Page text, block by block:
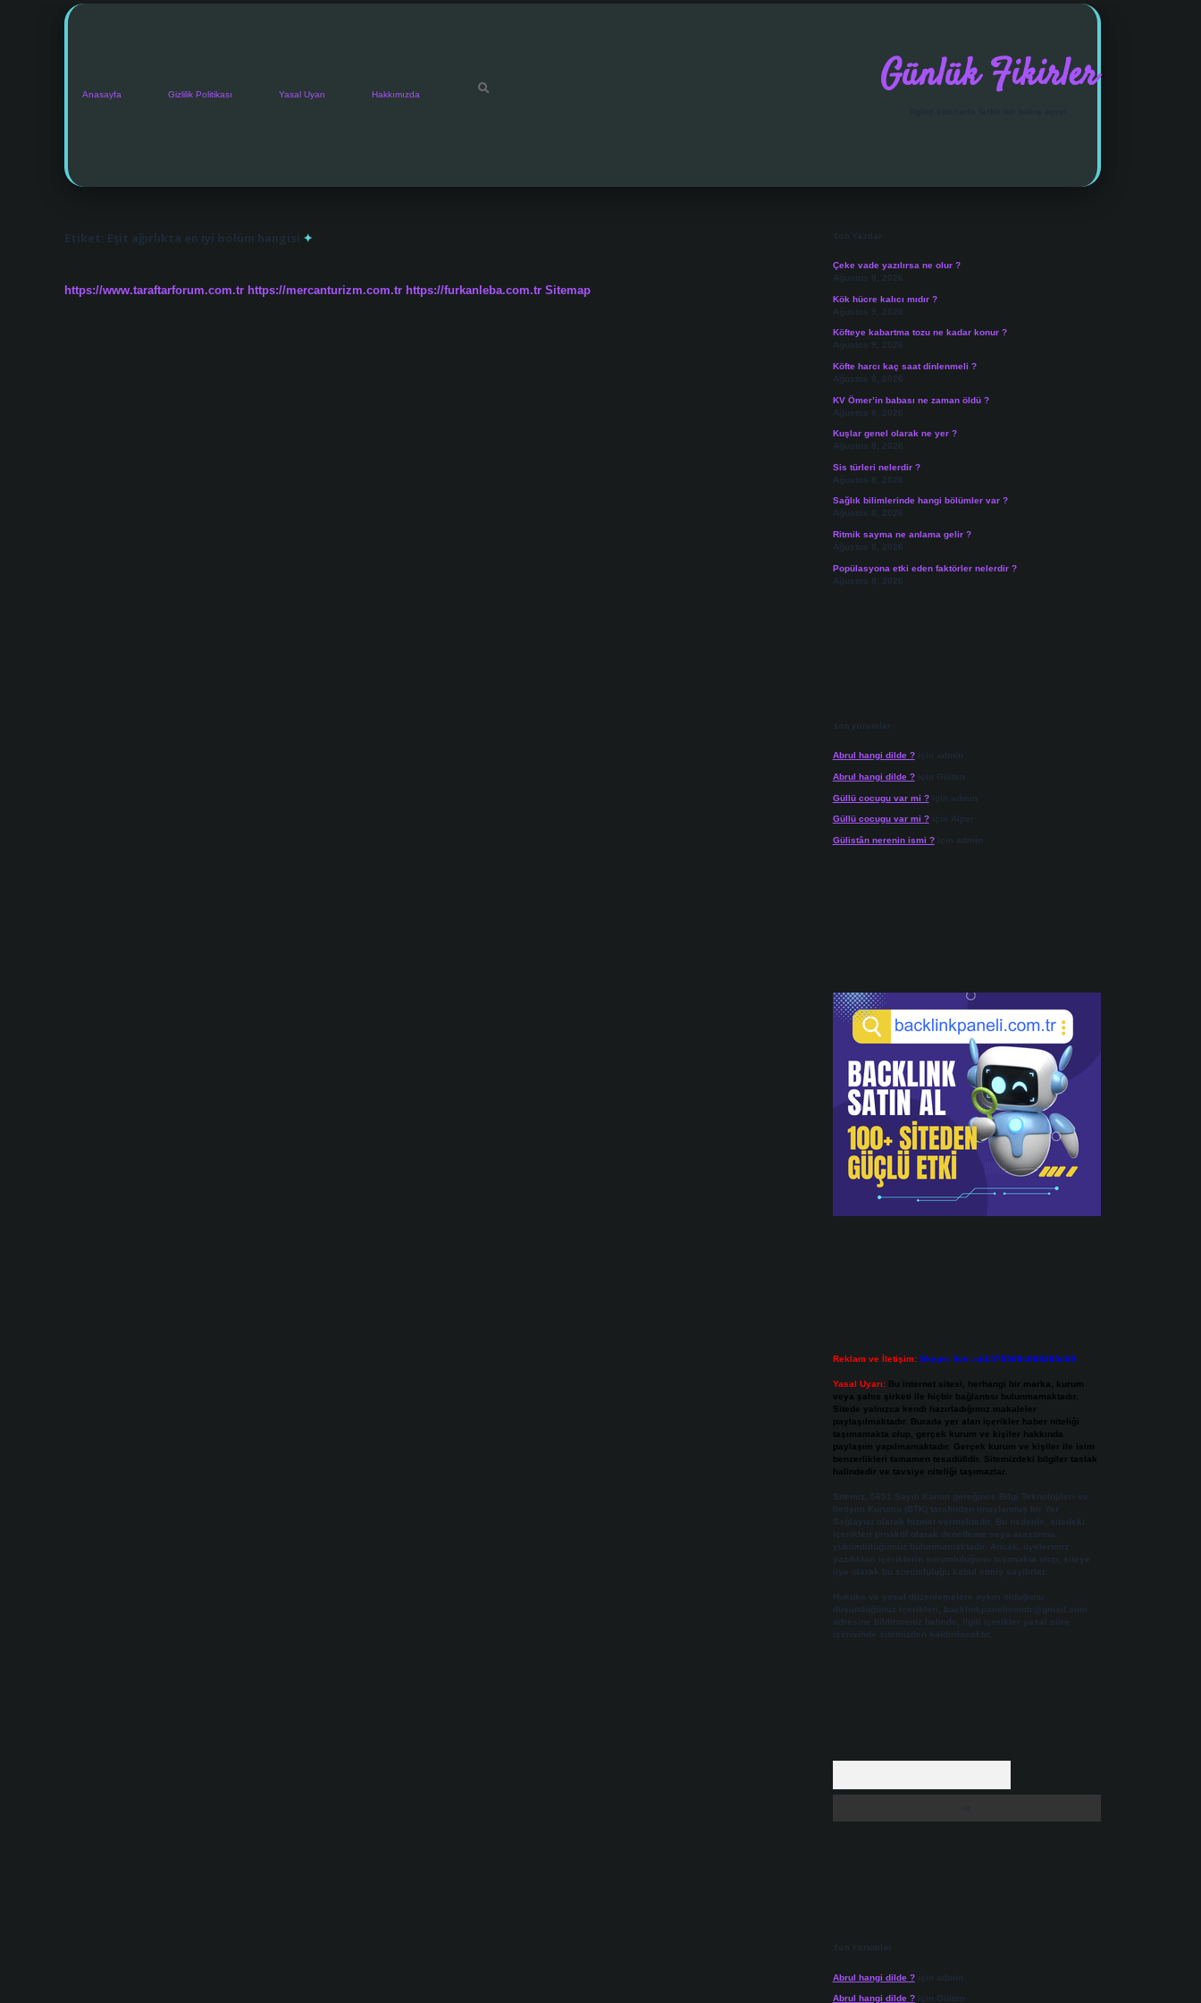
Anasayfa Gizlilik Politikası Yasal Uyarı Hakkımızda Günlük Fikirler
Etiket: Eşit ağırlıkta en iyi bölüm hangisi
https://www.taraftarforum.com.tr https://mercanturizm.com.tr https://furkanleba.com.tr Sitemap
Son Yazılar
Çeke vade yazılırsa ne olur ?
Ağustos 9, 2026
Kök hücre kalıcı mıdır ?
Ağustos 9, 2026
Köfteye kabartma tozu ne kadar konur ?
Ağustos 9, 2026
Köfte harcı kaç saat dinlenmeli ?
Ağustos 9, 2026
KV Ömer’in babası ne zaman öldü ?
Ağustos 8, 2026
Kuşlar genel olarak ne yer ?
Ağustos 8, 2026
Sis türleri nelerdir ?
Ağustos 8, 2026
Sağlık bilimlerinde hangi bölümler var ?
Ağustos 8, 2026
Ritmik sayma ne anlama gelir ?
Ağustos 8, 2026
Popülasyona etki eden faktörler nelerdir ?
Ağustos 8, 2026
Son yorumlar
Abrul hangi dilde ?için admin
Abrul hangi dilde ?için Gülten
Güllü cocugu var mi ?için admin
Güllü cocugu var mi ?için Alper
Gülistân nerenin ismi ?için admin
Reklam ve İletişim: Skype: live:.cid.575569c608265c69
Yasal Uyarı: Bu internet sitesi, herhangi bir marka, kurum
veya şahıs şirketi ile hiçbir bağlantısı bulunmamaktadır.
Sitede yalnızca kendi hazırladığımız makaleler
paylaşılmaktadır. Burada yer alan içerikler haber niteliği
taşımamakta olup, gerçek kurum ve kişiler hakkında
paylaşım yapılmamaktadır. Gerçek kurum ve kişiler ile isim
benzerlikleri tamamen tesadüfidir. Sitemizdeki bilgiler taslak
halindedir ve tavsiye niteliği taşımazlar.
Sitemiz, 5651 Sayılı Kanun gereğince Bilgi Teknolojileri ve
İletişim Kurumu (BTK) tarafından onaylanmış bir Yer
Sağlayıcı olarak hizmet vermektedir. Bu nedenle, sitedeki
içerikleri proaktif olarak denetleme veya araştırma
yükümlülüğümüz bulunmamaktadır. Ancak, üyelerimiz
yazdıkları içeriklerin sorumluluğunu taşımakta olup, siteye
üye olarak bu sorumluluğu kabul etmiş sayılırlar.
Hukuka ve yasal düzenlemelere aykırı olduğunu
düşündüğünüz içerikleri,
backlinkpanelicomtr@gmail.com
adresine bildirmeniz halinde, ilgili içerikler yasal süre
içerisinde sitemizden kaldırılacaktır.
Son Yorumlar
Abrul hangi dilde ?için admin
Abrul hangi dilde ?için Gülten